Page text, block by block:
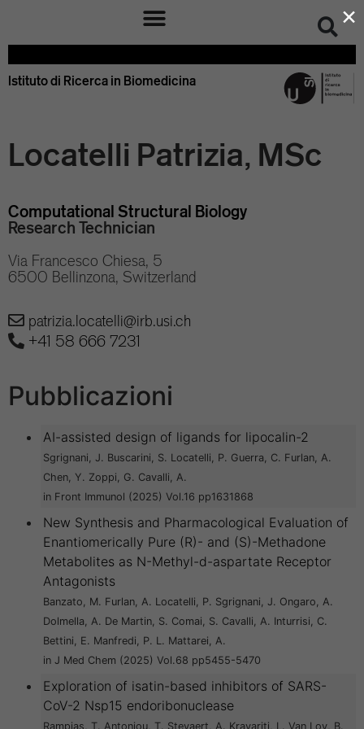
Istituto di Ricerca in Biomedicina
Locatelli Patrizia, MSc
Computational Structural Biology
Research Technician
Via Francesco Chiesa, 5
6500 Bellinzona, Switzerland
patrizia.locatelli@irb.usi.ch
+41 58 666 7231
Pubblicazioni
AI-assisted design of ligands for lipocalin-2
Sgrignani, J. Buscarini, S. Locatelli, P. Guerra, C. Furlan, A.
Chen, Y. Zoppi, G. Cavalli, A.
in Front Immunol (2025) Vol.16 pp1631868
New Synthesis and Pharmacological Evaluation of
Enantiomerically Pure (R)- and (S)-Methadone
Metabolites as N-Methyl-d-aspartate Receptor
Antagonists
Banzato, M. Furlan, A. Locatelli, P. Sgrignani, J. Ongaro, A.
Dolmella, A. De Martin, S. Comai, S. Cavalli, A. Inturrisi, C.
Bettini, E. Manfredi, P. L. Mattarei, A.
in J Med Chem (2025) Vol.68 pp5455-5470
Exploration of isatin-based inhibitors of SARS-
CoV-2 Nsp15 endoribonuclease
Rampias, T. Antoniou, T. Stevaert, A. Kravariti, L. Van Loy, B.
×